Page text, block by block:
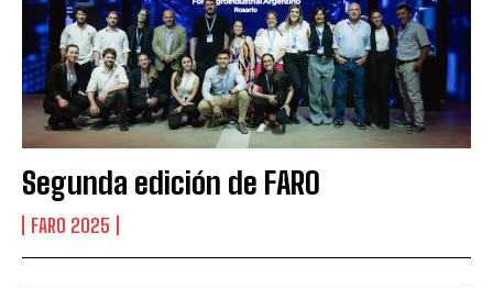
Segunda edición de FARO
FARO 2025